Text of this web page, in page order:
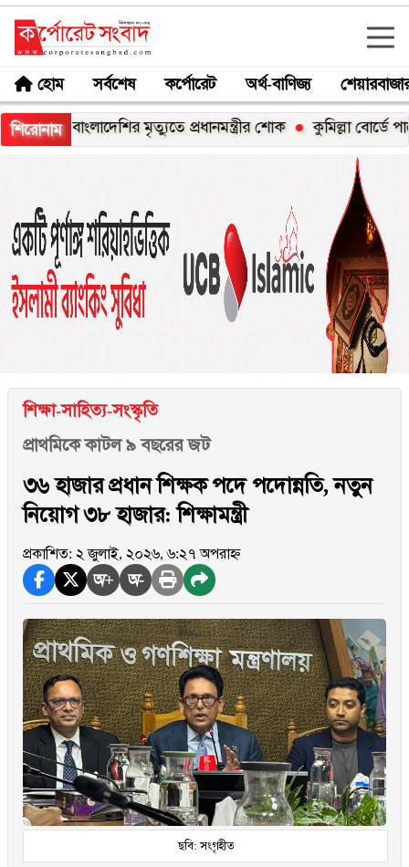
হোম সর্বশেষ কর্পোরেট অর্থ-বাণিজ্য
শিরোনাম মৃত্যুতে প্রধানমন্ত্রীর শোক কুমিল্লা বোর্ডে পাসের হারে
শিক্ষা-সাহিত্য-সংস্কৃতি
প্রাথমিকে কাটল ৯ বছরের জট
৩৬ হাজার প্রধান শিক্ষক পদে পদোন্নতি, নতুন
নিয়োগ ৩৮ হাজার: শিক্ষামন্ত্রী
প্রকাশিত: ২ জুলাই, ২০২৬, ৬:২৭ অপরাহ্ন
অ+ অ-
ছবি: সংগৃহীত